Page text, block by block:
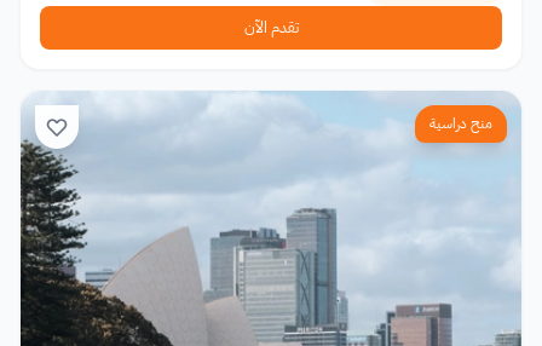
تقدم الآن
منح دراسية